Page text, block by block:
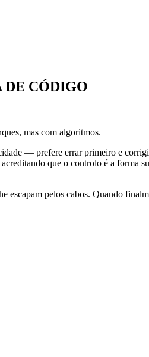
DE CÓDIGO
mas com algoritmos.
— prefere errar primeiro e
que o controlo é a forma
escapam pelos cabos. Quando